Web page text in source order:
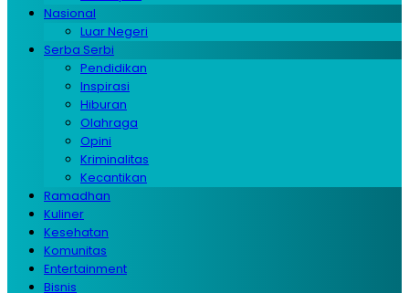
Nasional
Luar Negeri
Serba Serbi
Pendidikan
Inspirasi
Hiburan
Olahraga
Opini
Kriminalitas
Kecantikan
Ramadhan
Kuliner
Kesehatan
Komunitas
Entertainment
Bisnis